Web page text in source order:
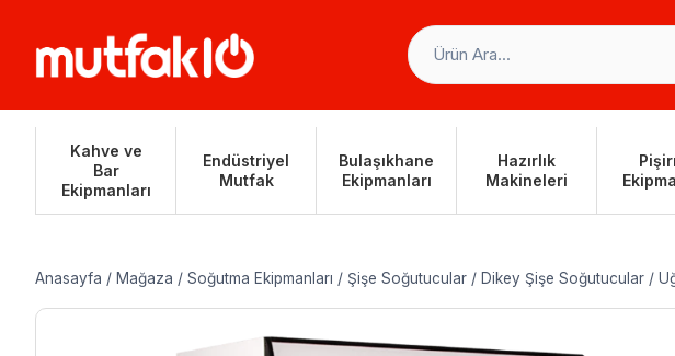
Kahve ve
Bar
Ekipmanları
Endüstriyel
Mutfak
Bulaşıkhane
Ekipmanları
Hazırlık
Makineleri
Anasayfa / Mağaza / Soğutma Ekipmanları / Şişe Soğutucular / Dikey Şişe Soğutucular /